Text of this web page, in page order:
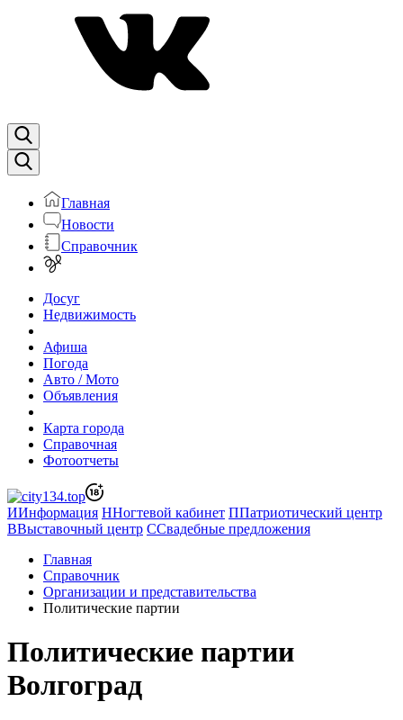
Главная
Новости
Справочник
Досуг
Недвижимость
Афиша
Погода
Авто / Мото
Объявления
Карта города
Справочная
Фотоотчеты
ИИнформация ННогтевой кабинет ППатриотический центр
ВВыставочный центр ССвадебные предложения
Главная
Справочник
Организации и представительства
Политические партии
Политические партии
Волгоград